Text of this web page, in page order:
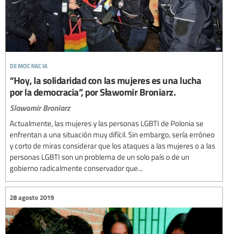
democracia
“Hoy, la solidaridad con las mujeres es una lucha
por la democracia”, por Sławomir Broniarz.
Slawomir Broniarz
Actualmente, las mujeres y las personas LGBTI de Polonia se
enfrentan a una situación muy difícil. Sin embargo, sería erróneo
y corto de miras considerar que los ataques a las mujeres o a las
personas LGBTI son un problema de un solo país o de un
gobierno radicalmente conservador que...
28 agosto 2019